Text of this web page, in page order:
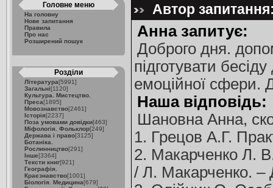
Головне меню
На головну
Нове запитання
Правила
Про нас
Розширений пошук
Розділи
Література[5991]
Загальні[1120]
Культура. Мистецтво.
Преса[1895]
Мовознавство[2461]
Історія[2237]
Поза умовами довідки[463]
Міфологія. Фольклор[249]
Держава і право[3125]
Ботаніка.
Рослинництво[291]
Інше[3364]
Тексти книг[921]
Географія.
Краєзнавство[1001]
Біологія. Медицина[679]
Автор
Анна запитує:
Доброго дня.
підготувати
емоційної сфери.
Наша відповідь:
Шановна Анна,
1. Грецов А.Г.
2. Макарченко Л. В.
/ Л. Макарченко.